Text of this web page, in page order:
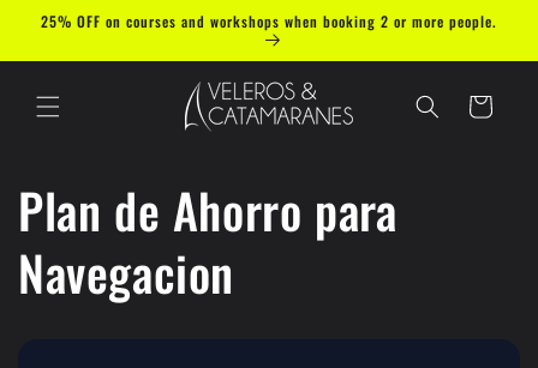
Skip to
25% OFF on courses and workshops when booking 2 or more people.
Cart
Plan de Ahorro para
Navegacion